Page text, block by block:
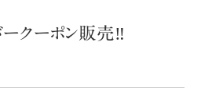
ークーポン販売‼